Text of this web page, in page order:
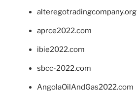
alteregotradingcompany.org
aprce2022.com
ibie2022.com
sbcc-2022.com
AngolaOilAndGas2022.com